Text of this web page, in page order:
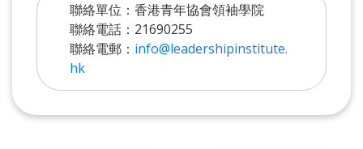
聯絡單位：香港青年協會領袖學院
聯絡電話：21690255
聯絡電郵： info@leadershipinstitute.
hk